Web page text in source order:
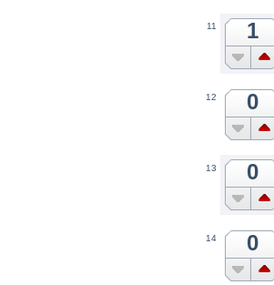
11 1
12 0
13 0
14 0